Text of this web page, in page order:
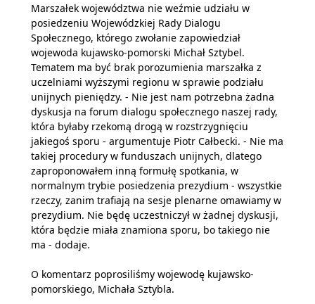
Marszałek województwa nie weźmie udziału w
posiedzeniu Wojewódzkiej Rady Dialogu
Społecznego, którego zwołanie zapowiedział
wojewoda kujawsko-pomorski Michał Sztybel.
Tematem ma być brak porozumienia marszałka z
uczelniami wyższymi regionu w sprawie podziału
unijnych pieniędzy. - Nie jest nam potrzebna żadna
dyskusja na forum dialogu społecznego naszej rady,
która byłaby rzekomą drogą w rozstrzygnięciu
jakiegoś sporu - argumentuje Piotr Całbecki. - Nie ma
takiej procedury w funduszach unijnych, dlatego
zaproponowałem inną formułę spotkania, w
normalnym trybie posiedzenia prezydium - wszystkie
rzeczy, zanim trafiają na sesje plenarne omawiamy w
prezydium. Nie będę uczestniczył w żadnej dyskusji,
która będzie miała znamiona sporu, bo takiego nie
ma - dodaje.
O komentarz poprosiliśmy wojewodę kujawsko-
pomorskiego, Michała Sztybla.